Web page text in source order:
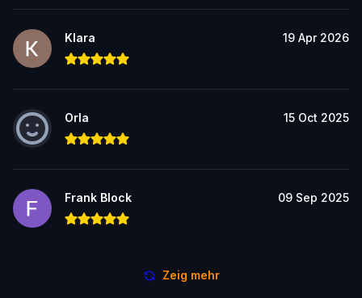
Klara 19 Apr 2026
Orla 15 Oct 2025
Frank Block 09 Sep 2025
Zeig mehr